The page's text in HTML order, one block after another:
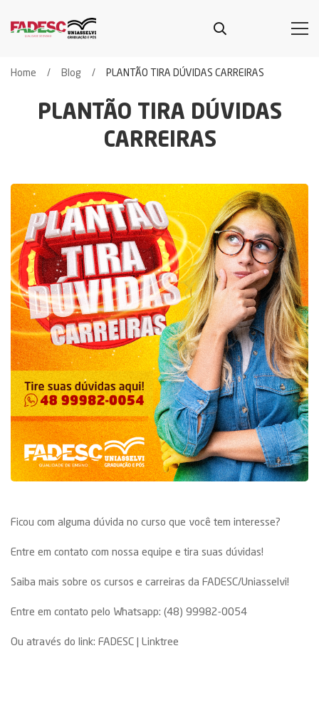
PLANTÃO TIRA DÚVIDAS
CARREIRAS
Home Blog PLANTÃO TIRA DÚVIDAS CARREIRAS
Ficou com alguma dúvida no curso que você tem interesse?
Entre em contato com nossa equipe e tira suas dúvidas!
Saiba mais sobre os cursos e carreiras da FADESC/Uniasselvi!
Entre em contato pelo Whatsapp: (48) 99982-0054
Ou através do link: FADESC | Linktree